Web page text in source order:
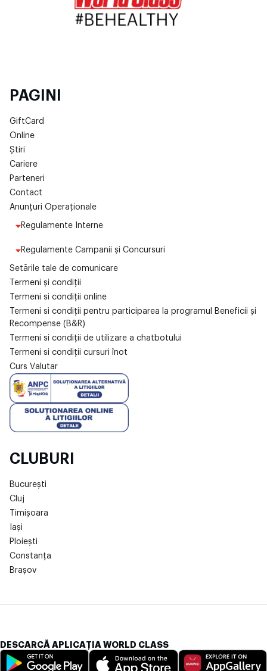
PAGINI
GiftCard
Online
Știri
Cariere
Parteneri
Contact
Anunțuri Operaționale
Regulamente Interne
Regulamente Campanii și Concursuri
Setările tale de comunicare
Termeni și condiții
Termeni si condiții online
Termeni si condiții pentru participarea la programul Beneficii și
Recompense (B&R)
Termeni si condiții de utilizare a chatbotului
Termeni si condiții cursuri înot
Curs Valutar
CLUBURI
București
Cluj
Timișoara
Iași
Ploiești
Constanța
Brașov
DESCARCĂ APLICAȚIA WORLD CLASS